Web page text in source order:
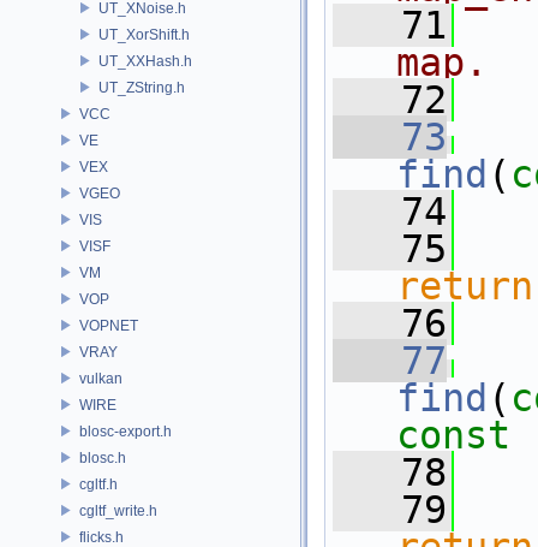
UT_XNoise.h
UT_XorShift.h
UT_XXHash.h
UT_ZString.h
VCC
VE
VEX
VGEO
VIS
VISF
VM
VOP
VOPNET
VRAY
vulkan
WIRE
blosc-export.h
blosc.h
cgltf.h
cgltf_write.h
flicks.h
   71
map.
   72
   73
find (
   74
   75
return
   76
   77
find (
const
   78
   79